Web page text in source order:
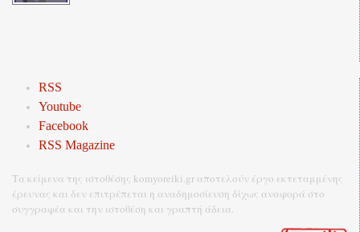
RSS
Youtube
Facebook
RSS Magazine
Τα κείμενα της ιστοθέσης komyoreiki.gr αποτελούν έργο εκτεταμμένης
έρευνας και δεν επιτρέπεται η αναδημοσίευση δίχως αναφορά στο
συγγραφέα και την ιστοθέση και γραπτή άδεια.